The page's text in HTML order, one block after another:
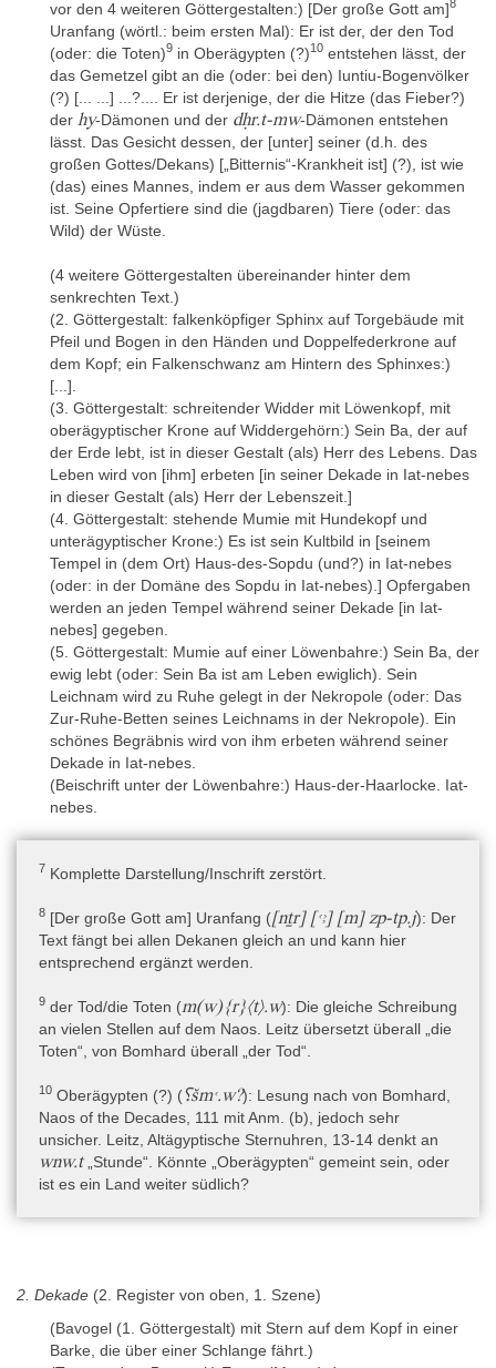
wurde in der Description de l’Égypte veröffentlicht (1822, Taf. 48,
von Jomard gezeichnet) und später noch einmal von Pierret
abgeschrieben (1878, 73). Dessen Abschrift wurde von Brugsch
reproduziert und kommentiert (1883, 179-184). Lepsius hat 1834
oder 1835 Abklatsche der dekorierten Teile angefertigt, die im
Wörterbucharchiv in Berlin aufbewahrt werden. Schott 1936, 14-
16 hat die Inschriften mithilfe dieser Abklatsche übersetzt. Clère
1950 konnte die Kartuschen lesen und datieren und er versuchte
eine Rekonstruktion der Dekaden-Dekoration. Die zwei großen
Fragmente, die 1940 gefunden wurden, haben die Brüder
Habachi 1952 vorgestellt. Sie erkannten den Zusammenhang mit
dem Fragment im Louvre. Yoyotte 1954 verfolgte die Herkunft
des Louvre-Fragmentes zurück zu Sonnini de Manoncourt und
dem Jahr 1777. Leitz 1995 hat die bis dahin bekannten
Inschriften ediert, übersetzt und kommentiert (auf diese Studie
basiert Lehoux 2011, 119-120, 127). Die vier Fragmente, die
1999 gefunden wurden, hat von Bomhard noch im Jahr 1999 als
zugehörig erkannt und 2008 im Rahmen einer kompletten
Neubearbeitung des Naos vorgelegt. Eine Zusammenfassung
dieser Publikation findet sich in von Bomhard 2010, von Bomhard
2011, von Bomhard 2014 und für die Fundumstände und
Rekonstruktion in Goddio 2014 und Goddio 2016. Von Bomhard
2016 hat den kosmogonischen Text des Naos noch einmal
separat behandelt. Der umfangreiche Text zu den 37 Dekaden
und Epagomenen und vor allem ihre fünf Götterdarstellungen
werden unterschiedlich interpretiert (vgl. von Bomhard 2010; Leitz
2010; Quack 2010; Lehoux 2011). Symons 2014 erwähnt das
Dokument in ihrer Präsentation der Dekansternlisten aus dem
alten Ägypten. Die Texte auf dem Naos der Dekaden sind keine
große Hilfe für die Rekonstruktion der Lage der Tempel von Șafț
el-Ḥenneh (Virenque 2006, von Bomhard 2008, 200-204, Kessler
2011 und zuletzt Tiribilli 2012). Hohneck 2020 hat das Denkmal im
Rahmen seiner Dissertation über die Naoi eingehend untersucht.
Jansen-Winkeln 2023 nimmt die hieroglyphischen Inschriften in
seinem Sammelband der spätzeitlichen Inschriften auf.
Editionen
- A.-S. von Bomhard, The Naos of the Decades. From the
Observation of the Sky to Mythology and Astrology (Underwater
Archaeology in the Canopic Region in Egypt. Oxford Centre for
Maritime Archaeology, Monograph 3), Oxford 2008. [*P,
*Zeichnungen, *H, Ü, K]
D 37) and the Discovery of Another Fragment, in: JNES 11, 1952,
251-263 mit Taf. XXVIII-XXXIII und Fig. 1. [P,
Rekonstruktionszeichnung, K]
- Chr. Leitz, Altägyptische Sternuhren (OLA 62), Leuven 1995, 3-
57 und 295-317. (= Taf. I-XXIII) [P,H,Ü,K]
Literatur zu den Metadaten
1822, Taf. 48 (mit Damiette als Herkunftsangabe); Explication des
544. (mit Anm. bezüglich Damiette oder Rosette)
- A.-S. von Bomhard, The Naos of the Decades – The Discovery
of New Fragments and Their Contribution to the Interpretation of
the Monument, in: D. Robinson und A. Wilson (Hrsg.), Alexandria
vor den 4 weiteren Göttergestalten:) [Der große Gott am]8
Uranfang (wörtl.: beim ersten Mal): Er ist der, der den Tod
(oder: die Toten)9 in Oberägypten (?)10 entstehen lässt, der
das Gemetzel gibt an die (oder: bei den) Iuntiu-Bogenvölker
(?) [... ...] ...?.... Er ist derjenige, der die Hitze (das Fieber?)
der hy-Dämonen und der dḥr.t-mw-Dämonen entstehen
lässt. Das Gesicht dessen, der [unter] seiner (d.h. des
großen Gottes/Dekans) [„Bitternis“-Krankheit ist] (?), ist wie
(das) eines Mannes, indem er aus dem Wasser gekommen
ist. Seine Opfertiere sind die (jagdbaren) Tiere (oder: das
Wild) der Wüste.
(4 weitere Göttergestalten übereinander hinter dem
senkrechten Text.)
(2. Göttergestalt: falkenköpfiger Sphinx auf Torgebäude mit
Pfeil und Bogen in den Händen und Doppelfederkrone auf
dem Kopf; ein Falkenschwanz am Hintern des Sphinxes:)
[...].
(3. Göttergestalt: schreitender Widder mit Löwenkopf, mit
oberägyptischer Krone auf Widdergehörn:) Sein Ba, der auf
der Erde lebt, ist in dieser Gestalt (als) Herr des Lebens. Das
Leben wird von [ihm] erbeten [in seiner Dekade in Iat-nebes
in dieser Gestalt (als) Herr der Lebenszeit.]
(4. Göttergestalt: stehende Mumie mit Hundekopf und
unterägyptischer Krone:) Es ist sein Kultbild in [seinem
Tempel in (dem Ort) Haus-des-Sopdu (und?) in Iat-nebes
(oder: in der Domäne des Sopdu in Iat-nebes).] Opfergaben
werden an jeden Tempel während seiner Dekade [in Iat-
nebes] gegeben.
(5. Göttergestalt: Mumie auf einer Löwenbahre:) Sein Ba, der
ewig lebt (oder: Sein Ba ist am Leben ewiglich). Sein
Leichnam wird zu Ruhe gelegt in der Nekropole (oder: Das
Zur-Ruhe-Betten seines Leichnams in der Nekropole). Ein
schönes Begräbnis wird von ihm erbeten während seiner
Dekade in Iat-nebes.
(Beischrift unter der Löwenbahre:) Haus-der-Haarlocke. Iat-
nebes.
7 Komplette Darstellung/Inschrift zerstört.
8 [Der große Gott am] Uranfang ([nṯr] [ꜥꜣ] [m] zp-tp.j): Der
Text fängt bei allen Dekanen gleich an und kann hier
entsprechend ergänzt werden.
9 der Tod/die Toten (m(w){r}〈t〉.w): Die gleiche Schreibung
an vielen Stellen auf dem Naos. Leitz übersetzt überall „die
Toten“, von Bomhard überall „der Tod“.
10 Oberägypten (?) (⸮šmꜥ.w?): Lesung nach von Bomhard,
Naos of the Decades, 111 mit Anm. (b), jedoch sehr
unsicher. Leitz, Altägyptische Sternuhren, 13-14 denkt an
wnw.t„Stunde“. Könnte „Oberägypten“ gemeint sein, oder
ist es ein Land weiter südlich?
2. Dekade (2. Register von oben, 1. Szene)
(Bavogel (1. Göttergestalt) mit Stern auf dem Kopf in einer
Barke, die über einer Schlange fährt.)